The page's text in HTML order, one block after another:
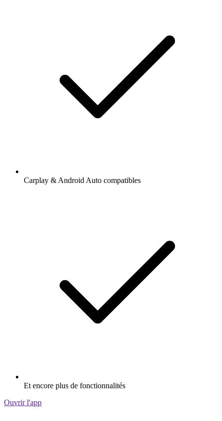
Carplay & Android Auto compatibles
Et encore plus de fonctionnalités
Ouvrir l'app